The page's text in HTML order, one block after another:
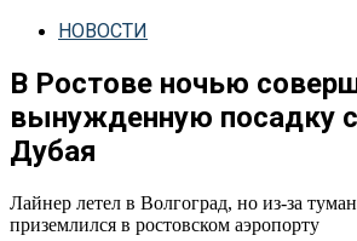
НОВОСТИ
В Ростове ночью
вынужденную посадку
Дубая
Лайнер летел в Волгоград, но из-за
приземлился в ростовском аэропорту